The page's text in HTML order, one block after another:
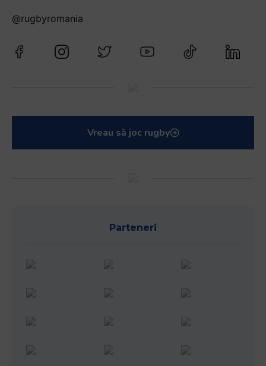
@rugbyromania
Vreau să joc rugby
Parteneri